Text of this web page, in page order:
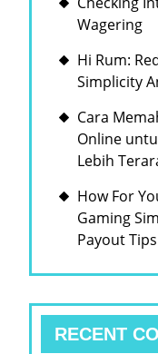
Wagering
Hi Rum:
Simplicity
Cara
Online
Lebih
How For
Gaming
Payout Tips
RECENT